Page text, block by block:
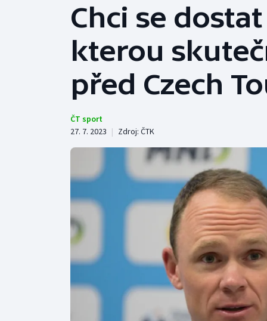
Box
Curling
Dostihy
Golf
Gymnastika
Chci se
kterou
před Czech
ČT sport
27. 7. 2023 | Zdroj: ČTK